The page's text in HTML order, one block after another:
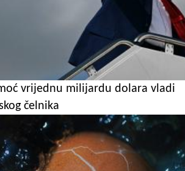
vrijednu milijardu dolara vladi
čelnika